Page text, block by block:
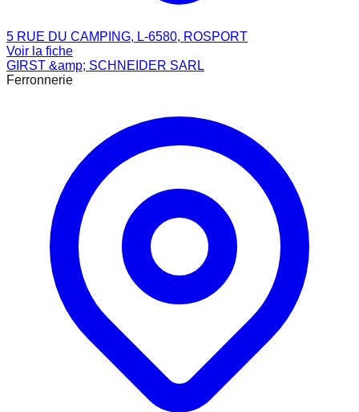
5 RUE DU CAMPING, L-6580, ROSPORT
Voir la fiche
GIRST &amp; SCHNEIDER SARL
Ferronnerie